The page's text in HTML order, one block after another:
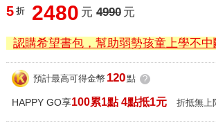
5 折 2480 元 4990 元
認購希望書包，幫助弱勢孩童上學不中
預計最高可得金幣 120點 ?
HAPPY GO享100累1點 4點抵1元 折抵無上